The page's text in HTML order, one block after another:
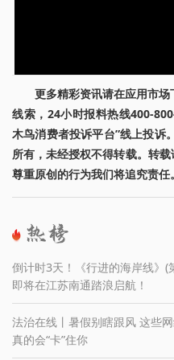
更多精彩资讯请在应用市
线索，24小时报料热线400-
木鸟消费者投诉平台”线上投诉
所有，未经授权不得转载。转
尊重原创的行为我们将追究责任。
倒计时3天！《行进的海岸线》(
即将在江苏南通踏浪启航！
法治在线丨暑假别瞎跟风 这些
真的会“卡”住你